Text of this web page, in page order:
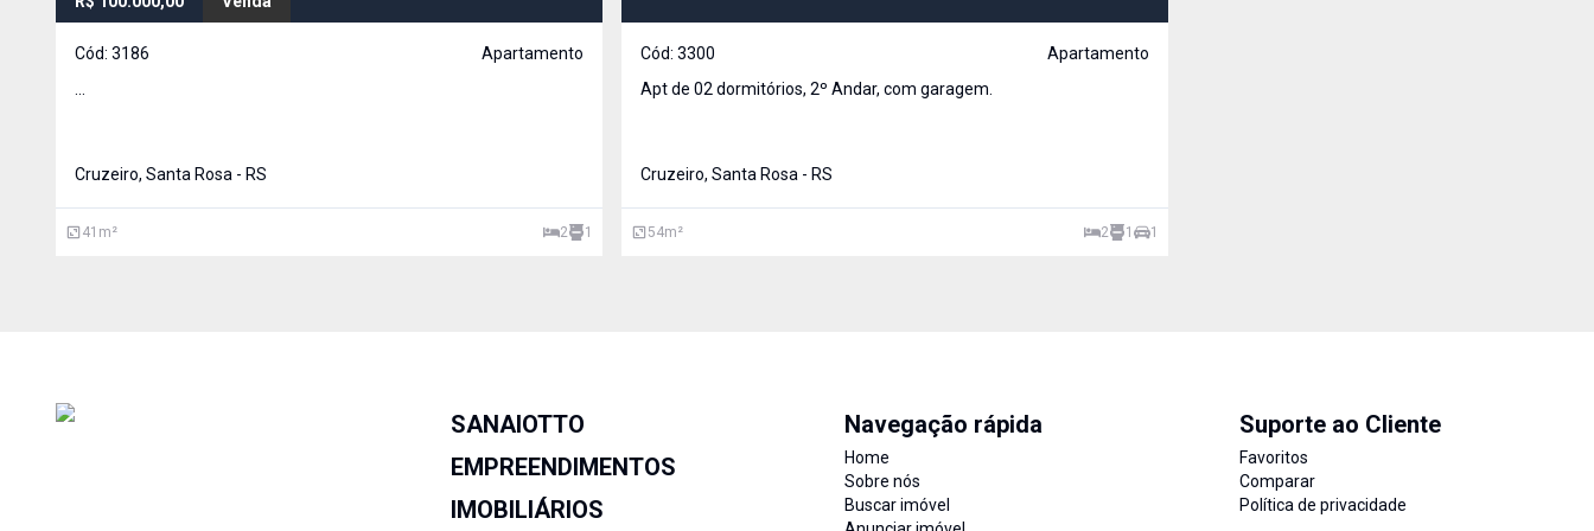
Cód: 3186
Apartamento
Cruzeiro, Santa Rosa - RS
41 m² 2 1
Cód: 3300
Apartamento
Apt de 02 dormitórios, 2º Andar, com garagem.
Cruzeiro, Santa Rosa - RS
54m² 2 1 1
SANAIOTTO
EMPREENDIMENTOS
IMOBILIÁRIOS
Navegação rápida
Home
Sobre nós
Buscar imóvel
Suporte ao Cliente
Favoritos
Comparar
Política de privacidade